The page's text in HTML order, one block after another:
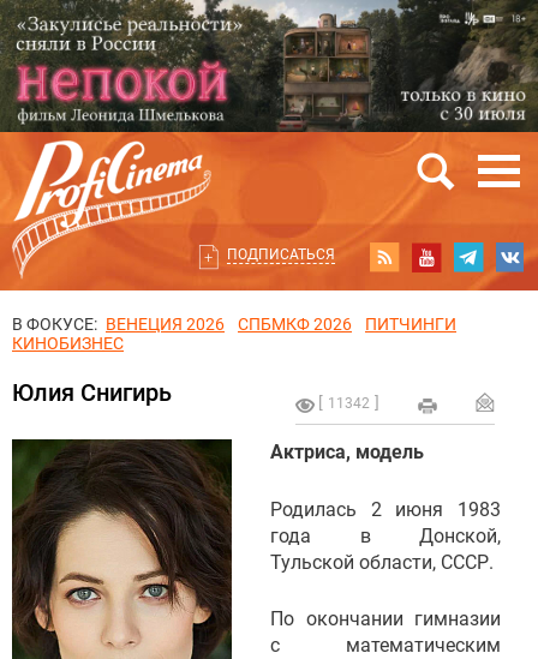
ПОДПИСАТЬСЯ
В ФОКУСЕ: ВЕНЕЦИЯ 2026 СПБМКФ 2026
ПИТЧИНГИ
КИНОБИЗНЕС
11342
Юлия Снигирь
Актриса, модель
Родилась 2 июня 1983
года в Донской,
Тульской области, СССР.
По окончании гимназии
с математическим